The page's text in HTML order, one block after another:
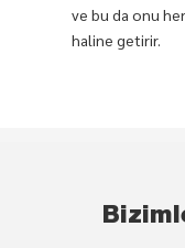
ve bu da onu
haline getirir.